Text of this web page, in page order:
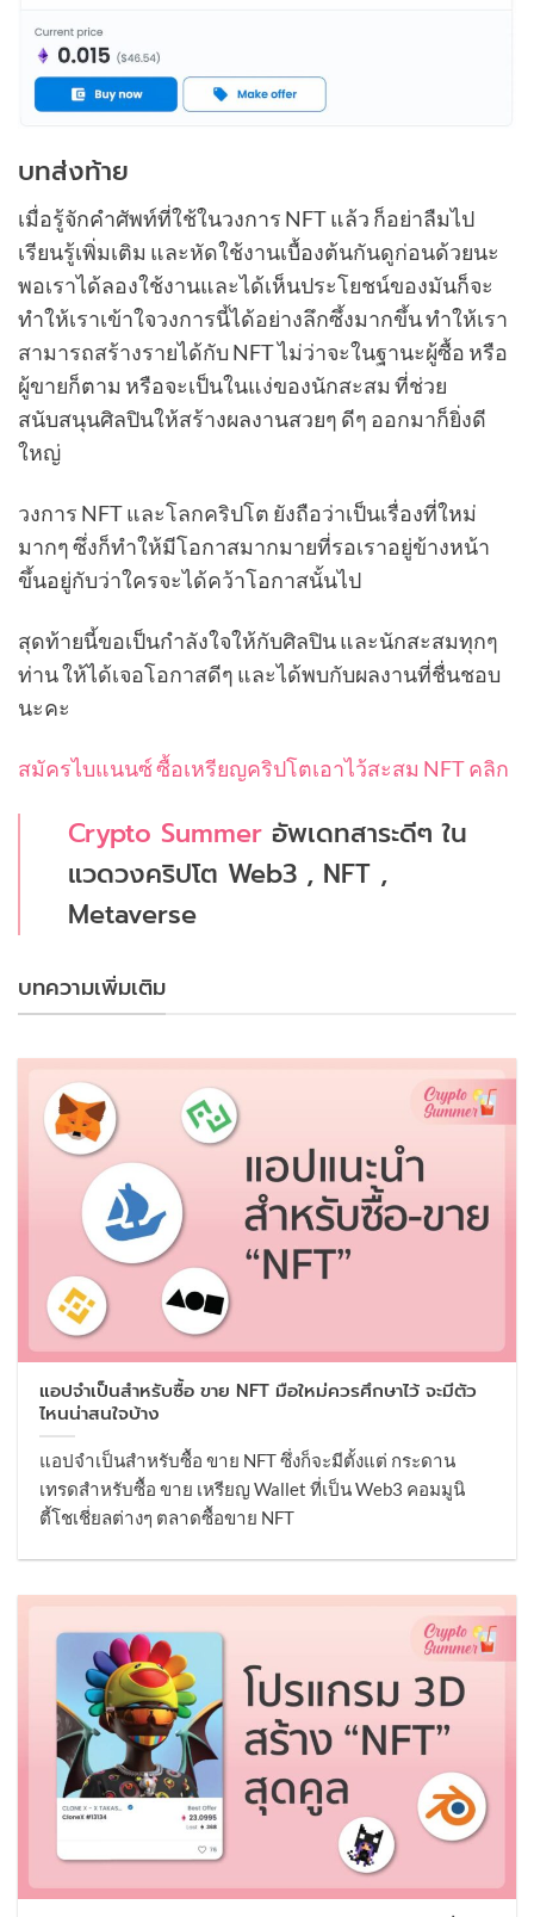
บทส่งท้าย
เมื่อรู้จักคำศัพท์ที่ใช้ในวงการ NFT แล้ว ก็อย่าลืมไป
เรียนรู้เพิ่มเติม และหัดใช้งานเบื้องต้นกันดูก่อนด้วยนะ
พอเราได้ลองใช้งานและได้เห็นประโยชน์ของมันก็จะ
ทำให้เราเข้าใจวงการนี้ได้อย่างลึกซึ้งมากขึ้น ทำให้เรา
สามารถสร้างรายได้กับ NFT ไม่ว่าจะในฐานะผู้ซื้อ หรือ
ผู้ขายก็ตาม หรือจะเป็นในแง่ของนักสะสม ที่ช่วย
สนับสนุนศิลปินให้สร้างผลงานสวยๆ ดีๆ ออกมาก็ยิ่งดี
ใหญ่
วงการ NFT และโลกคริปโต ยังถือว่าเป็นเรื่องที่ใหม่
มากๆ ซึ่งก็ทำให้มีโอกาสมากมายที่รอเราอยู่ข้างหน้า
ขึ้นอยู่กับว่าใครจะได้คว้าโอกาสนั้นไป
สุดท้ายนี้ขอเป็นกำลังใจให้กับศิลปิน และนักสะสมทุกๆ
ท่าน ให้ได้เจอโอกาสดีๆ และได้พบกับผลงานที่ชื่นชอบ
นะคะ
สมัครไบแนนซ์ ซื้อเหรียญคริปโตเอาไว้สะสม NFT คลิก
Crypto Summer อัพเดทสาระดีๆ ใน
แวดวงคริปโต Web3 , NFT ,
Metaverse
บทความเพิ่มเติม
แอปจำเป็นสำหรับซื้อ ขาย NFT มือใหม่ควรศึกษาไว้ จะมีตัว
ไหนน่าสนใจบ้าง
แอปจำเป็นสำหรับซื้อ ขาย NFT ซึ่งก็จะมีตั้งแต่ กระดาน
เทรดสำหรับซื้อ ขาย เหรียญ Wallet ที่เป็น Web3 คอมมูนิ
ตี้โชเชี่ยลต่างๆ ตลาดซื้อขาย NFT